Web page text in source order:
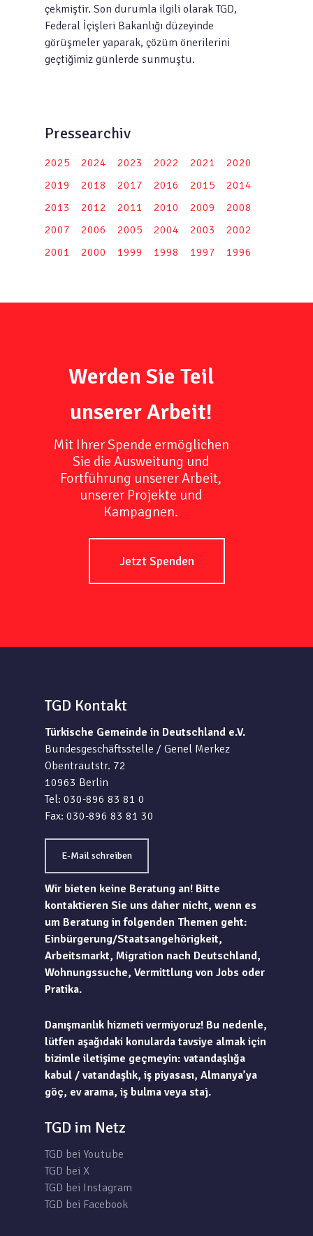
çekmiştir. Son durumla ilgili olarak TGD,
Federal İçişleri Bakanlığı düzeyinde
görüşmeler yaparak, çözüm önerilerini
geçtiğimiz günlerde sunmuştu.
Pressearchiv
2025 2024 2023 2022 2021
2020
2019
2018 2017 2016 2015
2014
2013
2012 2011 2010 2009
2008
2007
2006 2005 2004 2003
2002
2001
2000 1999 1998 1997 1996
Werden Sie Teil
unserer Arbeit!
Mit Ihrer Spende ermöglichen
Sie die Ausweitung und
Fortführung unserer Arbeit,
unserer Projekte und
Kampagnen.
Jetzt Spenden
TGD Kontakt
Türkische Gemeinde in Deutschland e.V.
Bundesgeschäftsstelle / Genel Merkez
Obentrautstr. 72
10963 Berlin
Tel: 030-896 83 81 0
Fax: 030-896 83 81 30
E-Mail schreiben
Wir bieten keine Beratung an! Bitte
kontaktieren Sie uns daher nicht, wenn es
um Beratung in folgenden Themen geht:
Einbürgerung/Staatsangehörigkeit,
Arbeitsmarkt, Migration nach Deutschland,
Wohnungssuche, Vermittlung von Jobs oder
Pratika.
Danışmanlık hizmeti vermiyoruz! Bu nedenle,
lütfen aşağıdaki konularda tavsiye almak için
bizimle iletişime geçmeyin: vatandaşlığa
kabul / vatandaşlık, iş piyasası, Almanya’ya
göç, ev arama, iş bulma veya staj.
TGD im Netz
TGD bei Youtube
TGD bei X
TGD bei Instagram
TGD bei Facebook